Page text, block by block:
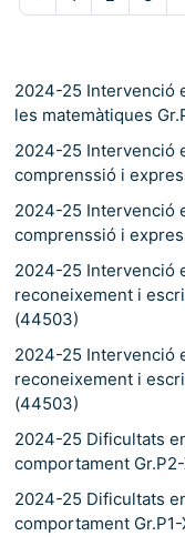
2024-25 Intervenció
les matemàtiques
2024-25 Intervenció
comprenssió i
2024-25 Intervenció
comprenssió i
2024-25 Intervenció
reconeixement i
(44503)
2024-25 Intervenció
reconeixement i
(44503)
2024-25 Dificultats
comportament
2024-25 Dificultats
comportament